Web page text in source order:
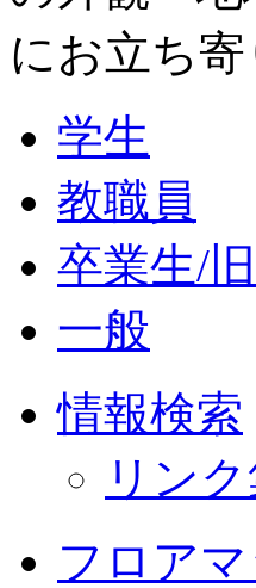
学生
教職員
卒業生/
一般
情報検索
リン
フロア